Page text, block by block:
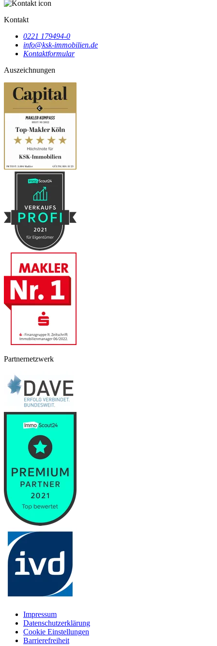
Kontakt
0221 179494-0
info@ksk-immobilien.de
Kontaktformular
Auszeichnungen
Partnernetzwerk
Impressum
Datenschutzerklärung
Cookie Einstellungen
Barrierefreiheit